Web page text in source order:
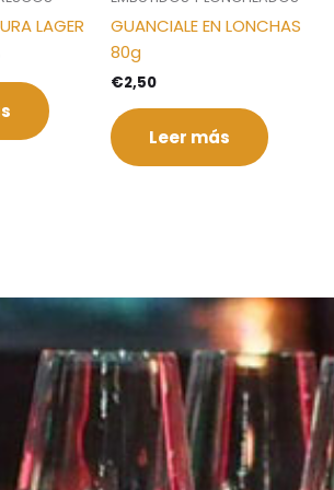
LAGER
GUANCIALE EN LONCHAS
80g
€2,50
Leer más